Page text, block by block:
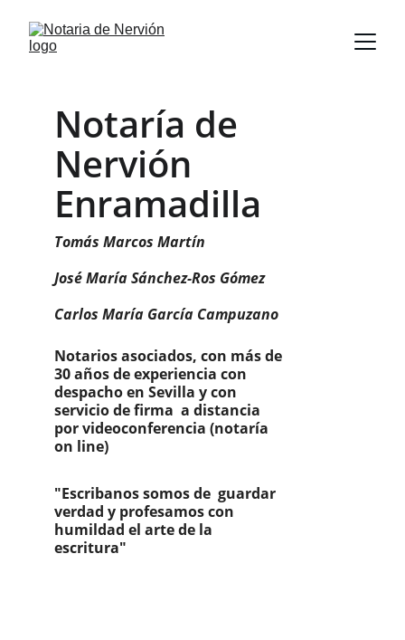
Notaría de
Nervión
Enramadilla
Tomás Marcos Martín
José María Sánchez-Ros Gómez
Carlos María García Campuzano
Notarios asociados, con más de
30 años de experiencia con
despacho en Sevilla y con
servicio de firma  a distancia
por videoconferencia (notaría
on line)
"Escribanos somos de  guardar
verdad y profesamos con
humildad el arte de la
escritura"